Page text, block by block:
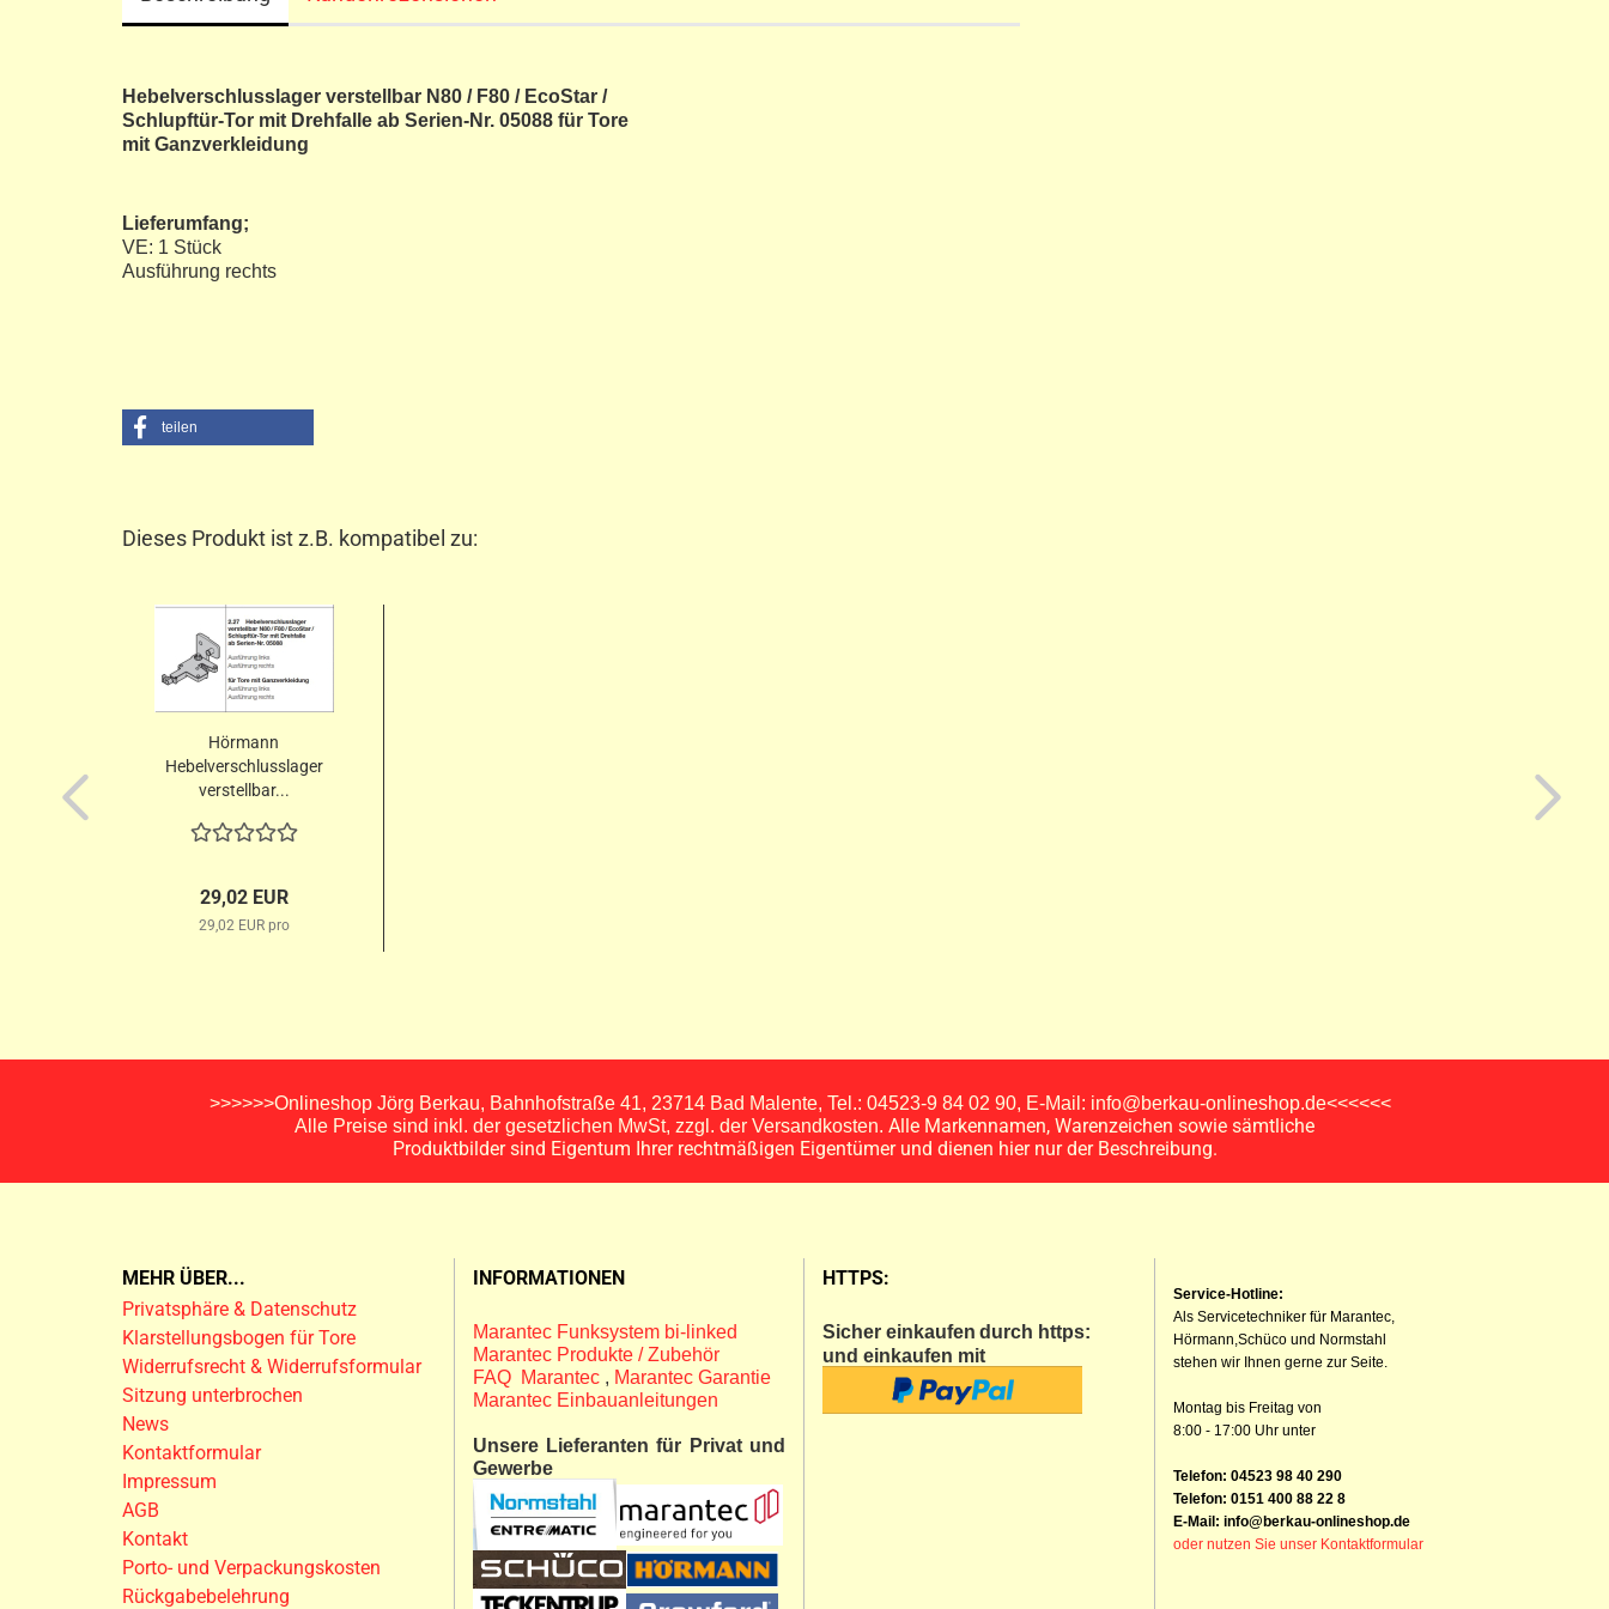
Hebelverschlusslager verstellbar N80 / F80 / EcoStar /
Schlupftür-Tor mit Drehfalle ab Serien-Nr. 05088 für Tore
mit Ganzverkleidung
Lieferumfang;
VE: 1 Stück
Ausführung rechts
teilen
Dieses Produkt ist z.B. kompatibel zu:
Hörmann
Hebelverschlusslager
verstellbar...
29,02 EUR
29,02 EUR pro
>>>>>>Onlineshop Jörg Berkau, Bahnhofstraße 41, 23714 Bad Malente, Tel.: 04523-9 84 02 90, E-Mail: info@berkau-onlineshop.de<<<<<<
Alle Preise sind inkl. der gesetzlichen MwSt, zzgl. der Versandkosten. Alle Markennamen, Warenzeichen sowie sämtliche
Produktbilder sind Eigentum Ihrer rechtmäßigen Eigentümer und dienen hier nur der Beschreibung.
MEHR ÜBER...
Privatsphäre & Datenschutz
Klarstellungsbogen für Tore
Widerrufsrecht & Widerrufsformular
Sitzung unterbrochen
News
Kontaktformular
Impressum
AGB
Kontakt
Porto- und Verpackungskosten
Rückgabebelehrung
INFORMATIONEN
Marantec Funksystem bi-linked
Marantec Produkte / Zubehör
FAQ Marantec , Marantec Garantie
Marantec Einbauanleitungen
Unsere Lieferanten für Privat und
Gewerbe
HTTPS:
Sicher einkaufen durch https:
und einkaufen mit
Service-Hotline:
Als Servicetechniker für Marantec,
Hörmann,Schüco und Normstahl
stehen wir Ihnen gerne zur Seite.
Montag bis Freitag von
8:00 - 17:00 Uhr unter
Telefon: 04523 98 40 290
Telefon: 0151 400 88 22 8
E-Mail: info@berkau-onlineshop.de
oder nutzen Sie unser Kontaktformular